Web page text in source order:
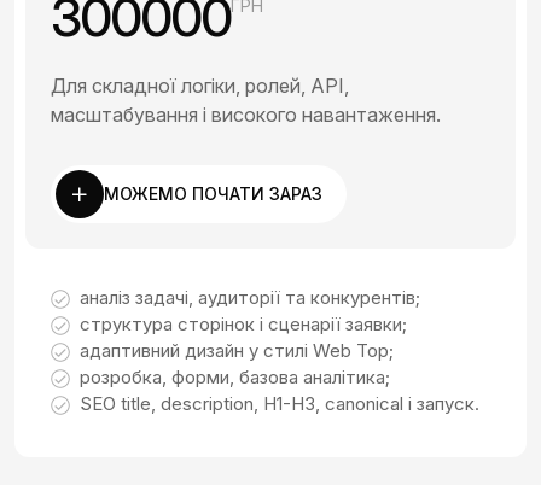
300000 ГРН
Для складної логіки, ролей, API,
масштабування і високого навантаження.
МОЖЕМО ПОЧАТИ ЗАРАЗ
аналіз задачі, аудиторії та конкурентів;
структура сторінок і сценарії заявки;
адаптивний дизайн у стилі Web Top;
розробка, форми, базова аналітика;
SEO title, description, H1-H3, canonical і запуск.